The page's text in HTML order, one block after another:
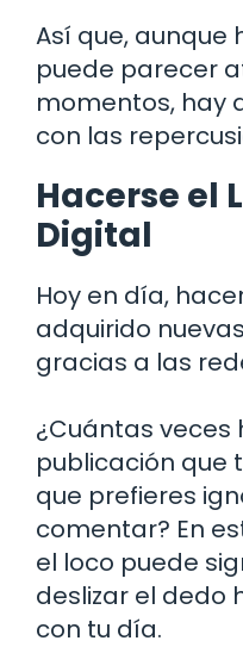
Así que, aunque
puede parecer
momentos, hay
con las
Hacerse el
Digital
Hoy en día,
adquirido
gracias a las
¿Cuántas veces
publicación que
que prefieres
comentar? En
el loco puede
deslizar el dedo
con tu día.